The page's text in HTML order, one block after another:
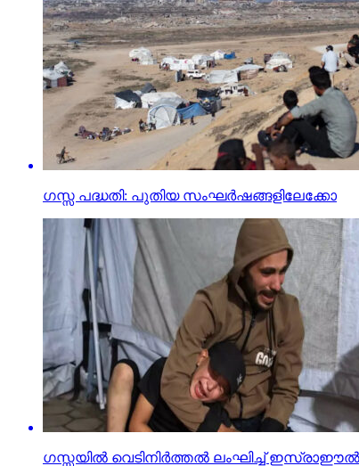
ഗസ്സ പദ്ധതി: പുതിയ സംഘര്‍ഷങ്ങളിലേക്കോ
ഗസ്സയില്‍ വെടിനിര്‍ത്തല്‍ ലംഘിച്ച്